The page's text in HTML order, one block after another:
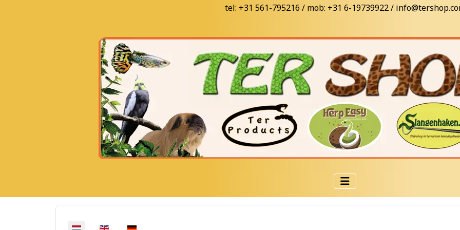
tel: +31 561-795216 / mob: +31 6-19739922 /
Selecteer de taal